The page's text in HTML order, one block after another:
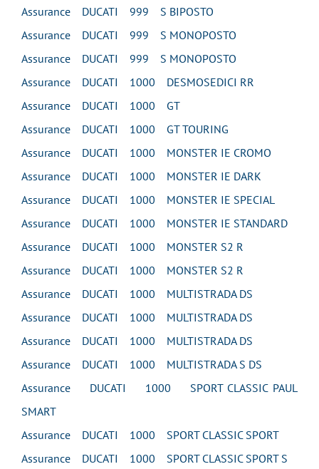
Assurance DUCATI 999 S BIPOSTO
Assurance DUCATI 999 S MONOPOSTO
Assurance DUCATI 999 S MONOPOSTO
Assurance DUCATI 1000 DESMOSEDICI RR
Assurance DUCATI 1000 GT
Assurance DUCATI 1000 GT TOURING
Assurance DUCATI 1000 MONSTER IE CROMO
Assurance DUCATI 1000 MONSTER IE DARK
Assurance DUCATI 1000 MONSTER IE SPECIAL
Assurance DUCATI 1000 MONSTER IE STANDARD
Assurance DUCATI 1000 MONSTER S2 R
Assurance DUCATI 1000 MONSTER S2 R
Assurance DUCATI 1000 MULTISTRADA DS
Assurance DUCATI 1000 MULTISTRADA DS
Assurance DUCATI 1000 MULTISTRADA DS
Assurance DUCATI 1000 MULTISTRADA S DS
Assurance DUCATI 1000 SPORT CLASSIC PAUL
SMART
Assurance DUCATI 1000 SPORT CLASSIC SPORT
Assurance DUCATI 1000 SPORT CLASSIC SPORT S